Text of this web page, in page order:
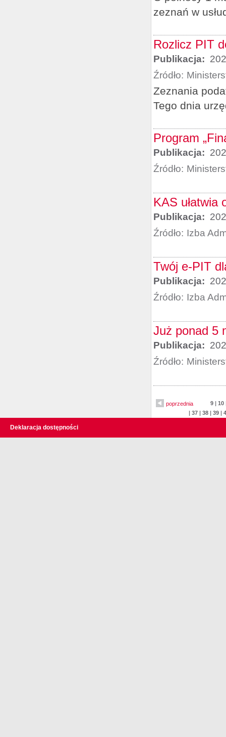
zeznań w
Rozlicz PIT
Publikacja:
Źródło:
Zeznania
Tego dnia
Program
Publikacja:
Źródło:
KAS ułatwia
Publikacja:
Źródło: Izba
Twój e-PIT
Publikacja:
Źródło: Izba
Już ponad 5
Publikacja:
Źródło:
poprzednia 9| 10
| 37 | 38 | 39 |
Deklaracja dostępności